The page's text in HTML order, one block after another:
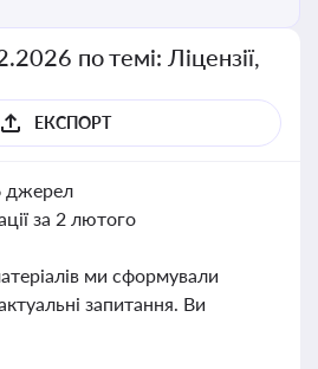
по темі: Ліцензії,
ЕКСПОРТ
джерел
за 2 лютого
ми сформували
запитання. Ви